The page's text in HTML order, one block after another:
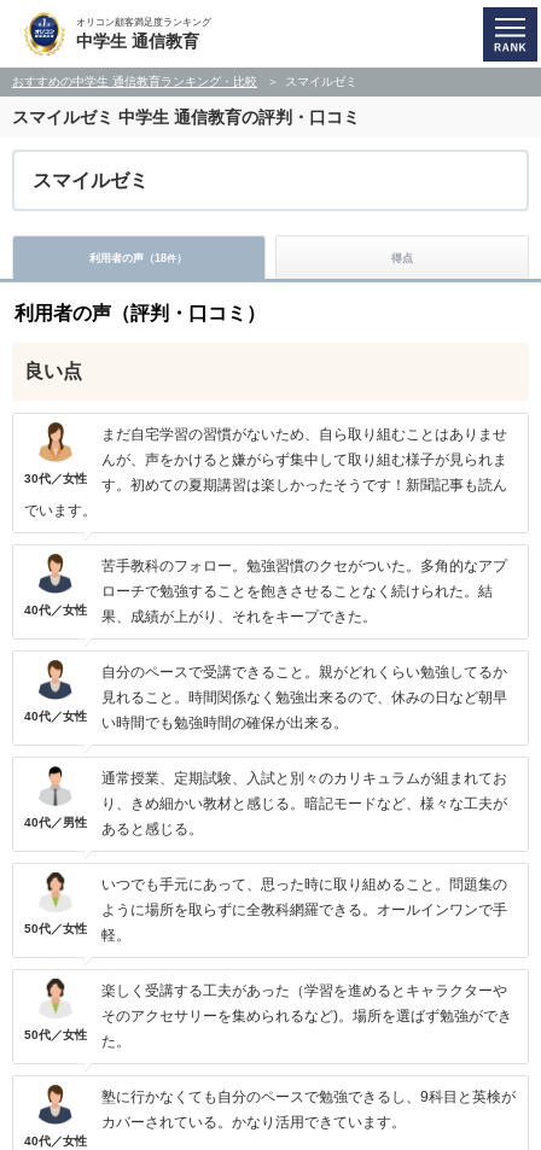
オリコン顧客満足度ランキング
中学生 通信教育
おすすめの中学生 通信教育ランキング・比較 スマイルゼミ
スマイルゼミ 中学生 通信教育の評判・口コミ
スマイルゼミ
利用者の声（18件） 得点
利用者の声（評判・口コミ）
良い点
30代／女性
まだ自宅学習の習慣がないため、自ら取り組むことはありませ
んが、声をかけると嫌がらず集中して取り組む様子が見られま
す。初めての夏期講習は楽しかったそうです！新聞記事も読ん
でいます。
40代／女性
苦手教科のフォロー。勉強習慣のクセがついた。多角的なアプ
ローチで勉強することを飽きさせることなく続けられた。結
果、成績が上がり、それをキープできた。
40代／女性
自分のペースで受講できること。親がどれくらい勉強してるか
見れること。時間関係なく勉強出来るので、休みの日など朝早
い時間でも勉強時間の確保が出来る。
40代／男性
通常授業、定期試験、入試と別々のカリキュラムが組まれてお
り、きめ細かい教材と感じる。暗記モードなど、様々な工夫が
あると感じる。
50代／女性
いつでも手元にあって、思った時に取り組めること。問題集の
ように場所を取らずに全教科網羅できる。オールインワンで手
軽。
50代／女性
楽しく受講する工夫があった（学習を進めるとキャラクターや
そのアクセサリーを集められるなど)。場所を選ばず勉強ができ
た。
40代／女性
塾に行かなくても自分のペースで勉強できるし、9科目と英検が
カバーされている。かなり活用できています。